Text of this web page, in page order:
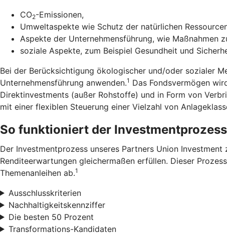
CO2-Emissionen,
Umweltaspekte wie Schutz der natürlichen
Aspekte der Unternehmensführung, wie Maßnahmen
soziale Aspekte, zum Beispiel Gesundheit und
Bei der Berücksichtigung ökologischer und/oder sozialer
Unternehmensführung anwenden.1 Das Fondsvermögen
Direktinvestments (außer Rohstoffe) und in Form von
mit einer flexiblen Steuerung einer Vielzahl von
So funktioniert der
Der Investmentprozess unseres Partners Union
Renditeerwartungen gleichermaßen erfüllen. Dieser
Themenanleihen ab.1
Ausschlusskriterien
Nachhaltigkeitskennziffer
Die besten 50 Prozent
Transformations-Kandidaten